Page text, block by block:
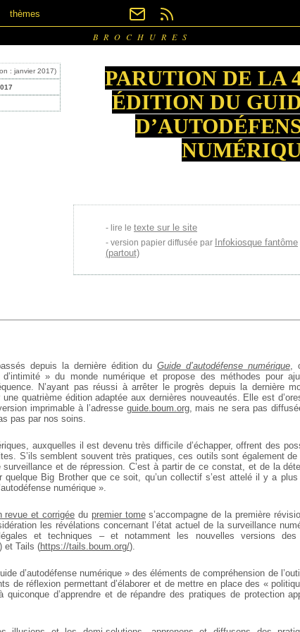
thèmes
BROCHURES
: janvier 2017)
PARUTION DE LA
ÉDITION DU
lire le texte sur le site
version papier diffusée par Infokiosque fantôme
(partout)
depuis la dernière édition duGuide d’autodéfense numérique,
d’intimité » du monde numérique et propose des méthodes pour
N’ayant pas réussi à arrêter le progrès depuis la dernière
quatrième édition adaptée aux dernières nouveautés. Elle est
imprimable à l’adresse guide.boum.org, mais ne sera pas
pas par nos soins.
auxquelles il est devenu très difficile d’échapper, offrent des
S’ils semblent souvent très pratiques, ces outils sont également
et de répression. C’est à partir de ce constat, et de la
quelque Big Brother que ce soit, qu’un collectif s’est attelé il y a
numérique ».
revue et corrigée du premier tomes’accompagne de la première
les révélations concernant l’état actuel de la surveillance
et techniques – et notamment les nouvelles versions des
) et Tails (https://tails.boum.org/).
d’autodéfense numérique » des éléments de compréhension de
de réflexion permettant d’élaborer et de mettre en place des «
quiconque d’apprendre et de répandre des pratiques de protection